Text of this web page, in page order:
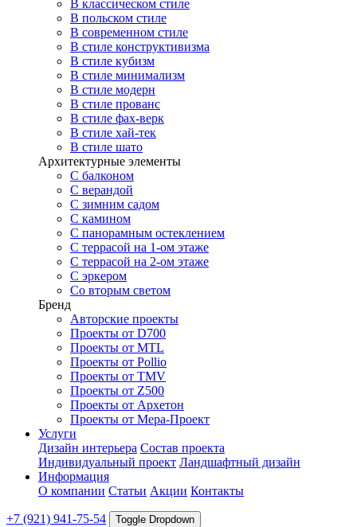
В классическом стиле
В польском стиле
В современном стиле
В стиле конструктивизма
В стиле кубизм
В стиле минимализм
В стиле модерн
В стиле прованс
В стиле фах-верк
В стиле хай-тек
В стиле шато
Архитектурные элементы
С балконом
С верандой
С зимним садом
С камином
С панорамным остеклением
С террасой на 1-ом этаже
С террасой на 2-ом этаже
С эркером
Со вторым светом
Бренд
Авторские проекты
Проекты от D700
Проекты от MTL
Проекты от Pollio
Проекты от TMV
Проекты от Z500
Проекты от Архетон
Проекты от Мера-Проект
Услуги
Дизайн интерьера Состав проекта
Индивидуальный проект Ландшафтный дизайн
Информация
О компании Статьи Акции Контакты
+7 (921) 941-75-54 Toggle Dropdown